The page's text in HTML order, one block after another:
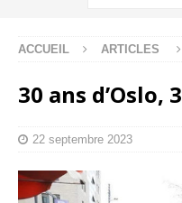
ACCUEIL ARTICLES
30 ans d’Oslo,
22 septembre 2023